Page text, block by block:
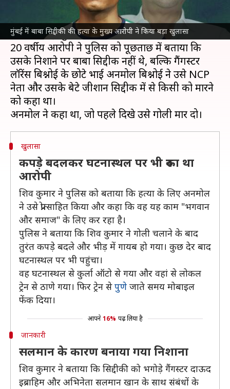
मुंबई में बाबा सिद्दीकी की हत्या के मुख्य आरोपी ने किया बड़ा खुलासा
की राजधानीमुंबईमें राष्ट्रवादी कांग्रेस पार्टी (NSA)
के नेता बाबा सिद्दीकी की हत्या के मुख्य आरोपी शिव कुमार
गौतम ने कई खुलासे किए हैं।
20 वर्षीय आरोपी ने पुलिस को पूछताछ में बताया कि
उसके निशाने पर बाबा सिद्दीकी नहीं थे, बल्कि गैंगस्टर
लॉरेंस बिश्नोई के छोटे भाई अनमोल बिश्नोई ने उसे NCP
नेता और उसके बेटे जीशान सिद्दीकी में से किसी को मारने
को कहा था।
खुलासा
कपड़े बदलकर घटनास्थल पर भी रुका था
आरोपी
शिव कुमार ने पुलिस को बताया कि हत्या के लिए अनमोल
ने उसे प्रोत्साहित किया और कहा कि वह यह काम "भगवान
और समाज" के लिए कर रहा है।
पुलिस ने बताया कि शिव कुमार ने गोली चलाने के बाद
तुरंत कपड़े बदले और भीड़ में गायब हो गया। कुछ देर बाद
घटनास्थल पर भी पहुंचा।
वह घटनास्थल से कुर्ला ऑटो से गया और वहां से लोकल
ट्रेन से ठाणे गया। फिर ट्रेन सेपुणे जाते समय मोबाइल
फेंक दिया।
आपने 16% पढ़ लिया है
जानकारी
सलमान के कारण बनाया गया निशाना
शिव कुमार ने बताया कि सिद्दीकी को भगोड़े गैंगस्टर दाऊद
इब्राहिम और अभिनेता सलमान खान के साथ संबंधों के